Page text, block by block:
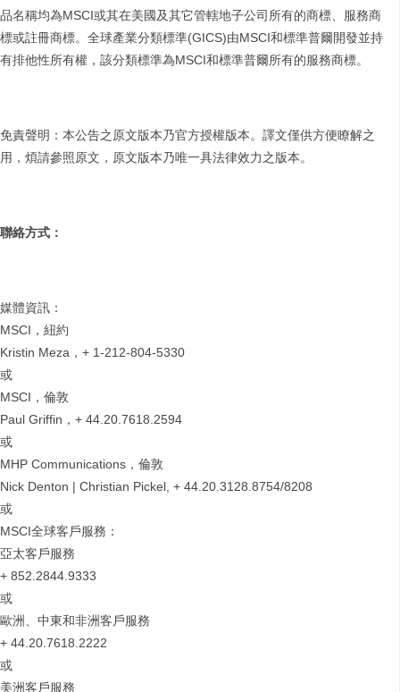
品名稱均為MSCI或其在美國及其它管轄地子公司所有的商標、服務商
標或註冊商標。全球產業分類標準(GICS)由MSCI和標準普爾開發並持
有排他性所有權，該分類標準為MSCI和標準普爾所有的服務商標。
免責聲明：本公告之原文版本乃官方授權版本。譯文僅供方便瞭解之
用，煩請參照原文，原文版本乃唯一具法律效力之版本。
聯絡方式：
媒體資訊：
MSCI，紐約
Kristin Meza，+ 1-212-804-5330
或
MSCI，倫敦
Paul Griffin，+ 44.20.7618.2594
或
MHP Communications，倫敦
Nick Denton | Christian Pickel, + 44.20.3128.8754/8208
或
MSCI全球客戶服務：
亞太客戶服務
+ 852.2844.9333
或
歐洲、中東和非洲客戶服務
+ 44.20.7618.2222
或
美洲客戶服務